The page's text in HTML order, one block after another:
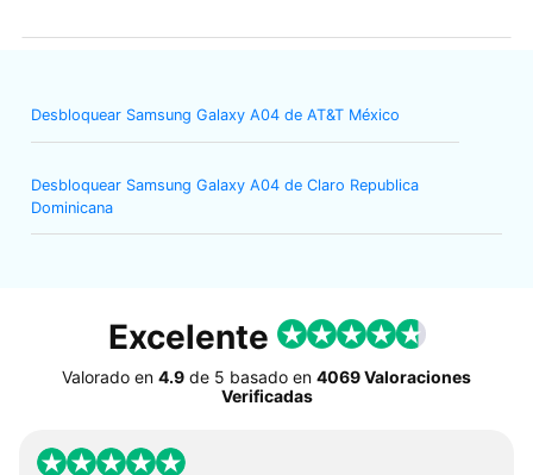
Desbloquear Samsung Galaxy A04 de AT&T México
Desbloquear Samsung Galaxy A04 de Claro Republica
Dominicana
Excelente
Valorado en 4.9 de 5 basado en 4069 Valoraciones
Verificadas